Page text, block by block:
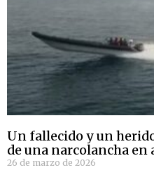
Un fallecido y un
de una narcolancha en
26 de marzo de 2026